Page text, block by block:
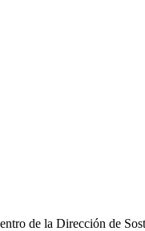
de la Dirección de